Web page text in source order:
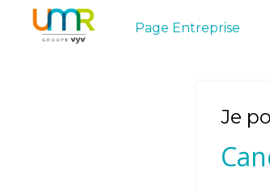
Page Entreprise
Je